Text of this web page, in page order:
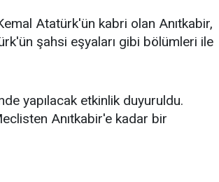
Atatürk'ün kabri olan Anıtkabir,
şahsi eşyaları gibi bölümleri ile
yapılacak etkinlik duyuruldu.
Anıtkabir'e kadar bir